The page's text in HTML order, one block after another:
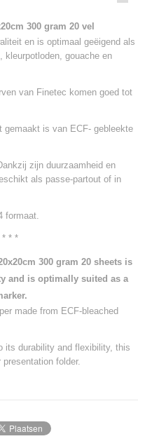
300 gram 20 vel
en is optimaal geëigend als
kleurpotloden, gouache en
van Finetec komen goed tot
gemaakt is van ECF- gebleekte
zijn duurzaamheid en
als passe-partout of in
formaat.
* * *
300 gram 20 sheets is
and is optimally suited as a
made from ECF-bleached
its durability and flexibility, this
folder.